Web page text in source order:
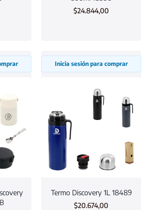
$24.844,00
Inicia sesión para comprar
Termo Discovery 1L 18489
$20.674,00